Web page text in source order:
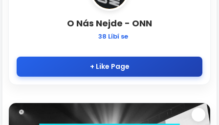
O Nás Nejde - ONN
38 Líbí se
+ Like Page